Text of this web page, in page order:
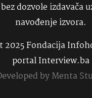
dozvole izdavača
navođenje izvora.
Fondacija
portal Interview.ba
byMenta